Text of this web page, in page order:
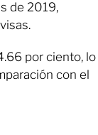
de 2019,
por ciento, lo
con el